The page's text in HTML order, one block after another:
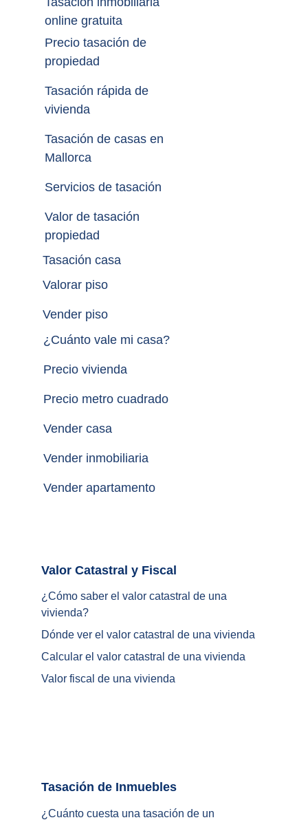
¿Cuánto cuesta una tasación de un
¿ Cómo saber el valor catastral de una
vivienda?
Dónde ver el valor catastral de una vivienda
Calcular el valor catastral de una vivienda
Valor fiscal de una vivienda
online gratuita
Precio tasación de
propiedad
Tasación rápida de
vivienda
Tasación de casas en
Mallorca
Servicios de tasación
Valor de tasación
propiedad
Tasación casa
Valorar piso
¿Cuánto vale mi casa?
Precio vivienda
Precio metro cuadrado
Vender casa
Vender inmobiliaria
Vender apartamento
Vender piso